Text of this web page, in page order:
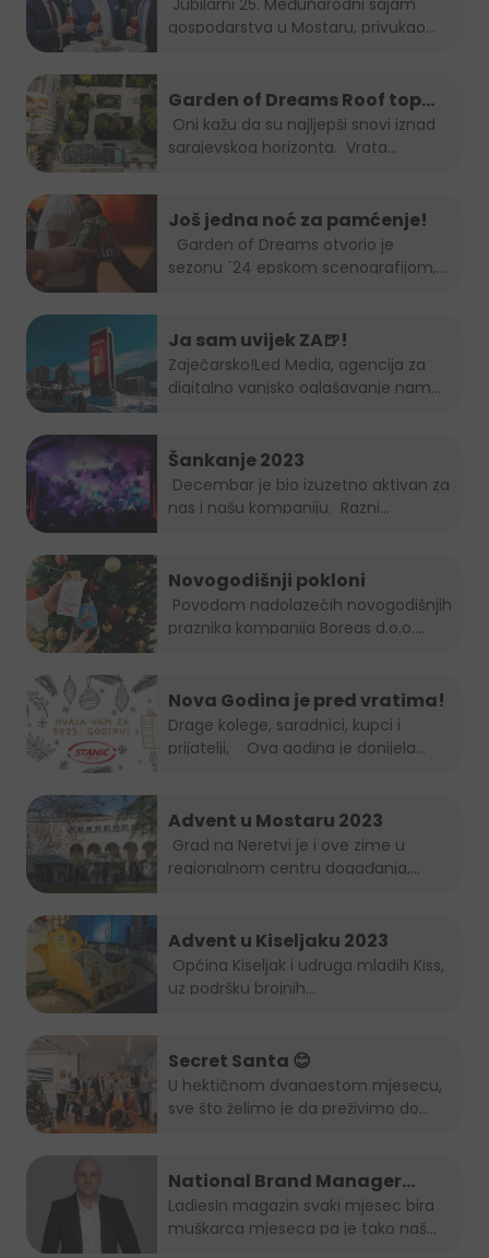
Međunarodnom sajmu
gospodarstva u Mostaru
gospodarstva u Mostaru, privukao
Garden of Dreams Roof top
Session
sarajevskog horizonta. Vrata...
Još jedna noć za pamćenje!
sezonu ´24 epskom scenografijom,...
Ja sam uvijek ZA🍺!
Zaječarsko!Led Media, agencija za
digitalno vanjsko oglašavanje nam
Šankanje 2023
nas i našu kompaniju. Razni...
Novogodišnji pokloni
praznika kompanija Boreas d.o.o....
Nova Godina je pred vratima!
Drage kolege, saradnici, kupci i
prijatelji, Ova godina je donijela...
Advent u Mostaru 2023
regionalnom centru događanja,...
Advent u Kiseljaku 2023
uz podršku brojnih...
Secret Santa 😊
U hektičnom dvanaestom mjesecu,
sve što želimo je da preživimo do...
National Brand Manager
Juicy-ja je muškarac mjeseca
po izboru LadiesIn magazina!
LadiesIn magazin svaki mjesec bira
muškarca mjeseca pa je tako naš...